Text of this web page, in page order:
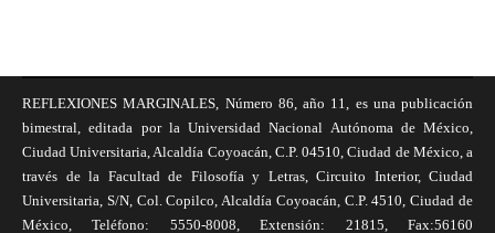
REFLEXIONES MARGINALES, Número 86, año 11, es una publicación
bimestral, editada por la Universidad Nacional Autónoma de México,
Ciudad Universitaria, Alcaldía Coyoacán, C.P. 04510, Ciudad de México, a
través de la Facultad de Filosofía y Letras, Circuito Interior, Ciudad
Universitaria, S/N, Col. Copilco, Alcaldía Coyoacán, C.P. 4510, Ciudad de
México, Teléfono: 5550-8008, Extensión: 21815, Fax:56160